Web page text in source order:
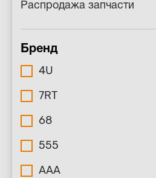
Распродажа запчасти
Бренд
4U
7RT
68
555
AAA